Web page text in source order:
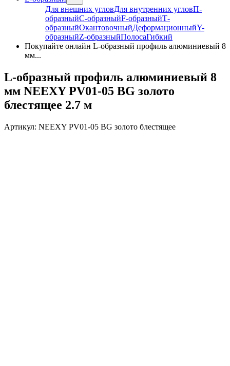
Для внешних угловДля внутренних угловП-
образныйС-образныйF-образныйТ-
образныйОкантовочныйДеформационныйY-
образныйZ-образныйПолосаГибкий
Покупайте онлайн L-образный профиль алюминиевый 8
мм...
L-образный профиль алюминиевый 8
мм NEEXY PV01-05 BG золото
блестящее 2.7 м
Артикул: NEEXY PV01-05 BG золото блестящее